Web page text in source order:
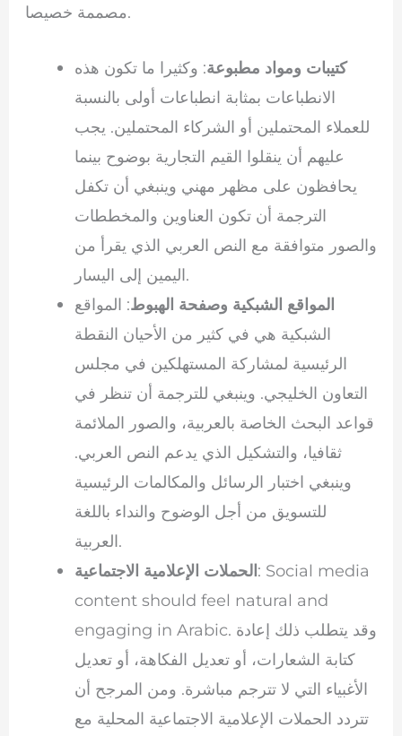
مصممة خصيصا.
كتيبات ومواد مطبوعة: وكثيرا ما تكون هذه
الانطباعات بمثابة انطباعات أولى بالنسبة
للعملاء المحتملين أو الشركاء المحتملين. يجب
عليهم أن ينقلوا القيم التجارية بوضوح بينما
يحافظون على مظهر مهني وينبغي أن تكفل
الترجمة أن تكون العناوين والمخططات
والصور متوافقة مع النص العربي الذي يقرأ من
اليمين إلى اليسار.
المواقع الشبكية وصفحة الهبوط: المواقع
الشبكية هي في كثير من الأحيان النقطة
الرئيسية لمشاركة المستهلكين في مجلس
التعاون الخليجي. وينبغي للترجمة أن تنظر في
قواعد البحث الخاصة بالعربية، والصور الملائمة
ثقافيا، والتشكيل الذي يدعم النص العربي.
وينبغي اختبار الرسائل والمكالمات الرئيسية
للتسويق من أجل الوضوح والنداء باللغة
العربية.
الحملات الإعلامية الاجتماعية: Social media
content should feel natural and
engaging in Arabic. وقد يتطلب ذلك إعادة
كتابة الشعارات، أو تعديل الفكاهة، أو تعديل
الأغبياء التي لا تترجم مباشرة. ومن المرجح أن
تتردد الحملات الإعلامية الاجتماعية المحلية مع